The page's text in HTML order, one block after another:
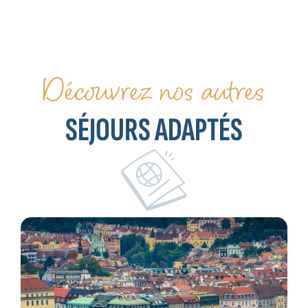
Découvrez nos autres
SÉJOURS ADAPTÉS